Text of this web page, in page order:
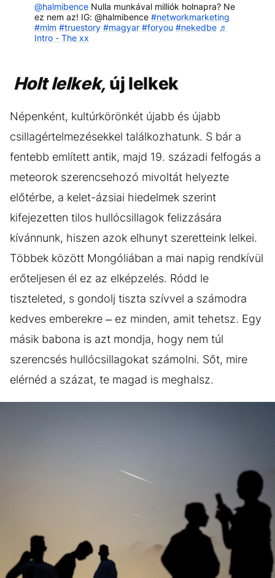
@halmibence Nulla munkával milliók holnapra? Ne
ez nem az! IG: @halmibence #networkmarketing
#mlm #truestory #magyar #foryou #nekedbe ♬
Intro - The xx
Holt lelkek, új lelkek
Népenként, kultúrkörönkét újabb és újabb
csillagértelmezésekkel találkozhatunk. S bár a
fentebb említett antik, majd 19. századi felfogás a
meteorok szerencsehozó mivoltát helyezte
előtérbe, a kelet-ázsiai hiedelmek szerint
kifejezetten tilos hullócsillagok felizzására
kívánnunk, hiszen azok elhunyt szeretteink lelkei.
Többek között Mongóliában a mai napig rendkívül
erőteljesen él ez az elképzelés. Ródd le
tiszteleted, s gondolj tiszta szívvel a számodra
kedves emberekre – ez minden, amit tehetsz. Egy
másik babona is azt mondja, hogy nem túl
szerencsés hullócsillagokat számolni. Sőt, mire
elérnéd a százat, te magad is meghalsz.